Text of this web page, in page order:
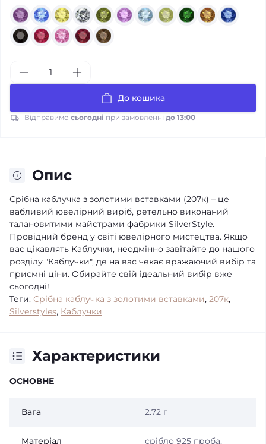
До кошика
Відправимо сьогодні при замовленні до 13:00
Опис
Срібна каблучка з золотими вставками (207к) – це
вабливий ювелірний виріб, ретельно виконаний
талановитими майстрами фабрики SilverStyle.
Провідний бренд у світі ювелірного мистецтва. Якщо
вас цікавлять Каблучки, неодмінно завітайте до нашого
розділу "Каблучки", де на вас чекає вражаючий вибір та
приємні ціни. Обирайте свій ідеальний вибір вже
сьогодні!
Теги: Срібна каблучка з золотими вставками, 207к,
Silverstyles, Каблучки
Характеристики
ОСНОВНЕ
Вага 2.72 г
Матеріал срібло 925 проба,